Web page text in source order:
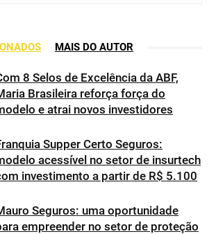
MAIS DO AUTOR
8 Selos de Excelência da ABF,
Brasileira reforça força do
e atrai novos investidores
Supper Certo Seguros:
acessível no setor de insurtech
investimento a partir de R$ 5.100
Seguros: uma oportunidade
empreender no setor de proteção